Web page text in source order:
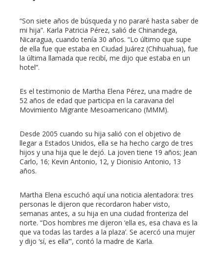
“Son siete años de búsqueda y no pararé hasta saber de
mi hija”. Karla Patricia Pérez, salió de Chinandega,
Nicaragua, cuando tenía 30 años. “Lo último que supe
de ella fue que estaba en Ciudad Juárez (Chihuahua), fue
la última llamada que recibí, me dijo que estaba en un
hotel”.
Es el testimonio de Martha Elena Pérez, una madre de
52 años de edad que participa en la caravana del
Movimiento Migrante Mesoamericano (MMM).
Desde 2005 cuando su hija salió con el objetivo de
llegar a Estados Unidos, ella se ha hecho cargo de tres
hijos y una hija que le dejó. La joven tiene 19 años; Jean
Carlo, 16; Kevin Antonio, 12, y Dionisio Antonio, 13
años.
Martha Elena escuchó aquí una noticia alentadora: tres
personas le dijeron que recordaron haber visto,
semanas antes, a su hija en una ciudad fronteriza del
norte. “Dos hombres me dijeron ‘ella es, esa chava es la
que va todas las tardes a la plaza’. Se acercó una mujer
y dijo ‘sí, es ella’”, contó la madre de Karla.